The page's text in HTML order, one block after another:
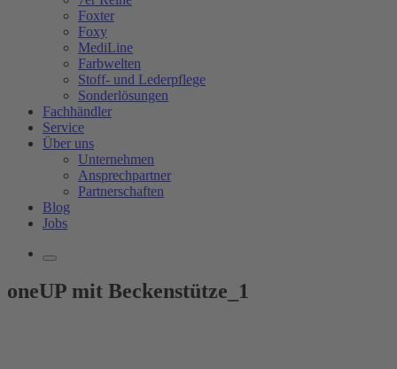
Foxter
Foxy
MediLine
Farbwelten
Stoff- und Lederpflege
Sonderlösungen
Fachhändler
Service
Über uns
Unternehmen
Ansprechpartner
Partnerschaften
Blog
Jobs
oneUP mit Beckenstütze_1